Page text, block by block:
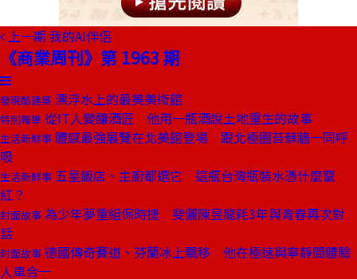
上一期 我的AI伴侶
《商業周刊》第 1963 期
發現酷建築 漂浮水上的最美美術館
特別報導 從IT人變釀酒匠 他用一瓶酒說土地重生的故事
生活新鮮事 體感最強展覽在北美館登場 跟北極圈苔蘚牆一同呼
吸
生活新鮮事 五星飯店、主廚都選它 這瓶台灣瓶裝水憑什麼竄
紅？
封面故事 為少年夢重組保時捷 斐儷陳昱龍耗3年與青春再次對
話
封面故事 德國傳奇賽道、芬蘭冰上飄移 他在極速與寧靜間體驗
人車合一